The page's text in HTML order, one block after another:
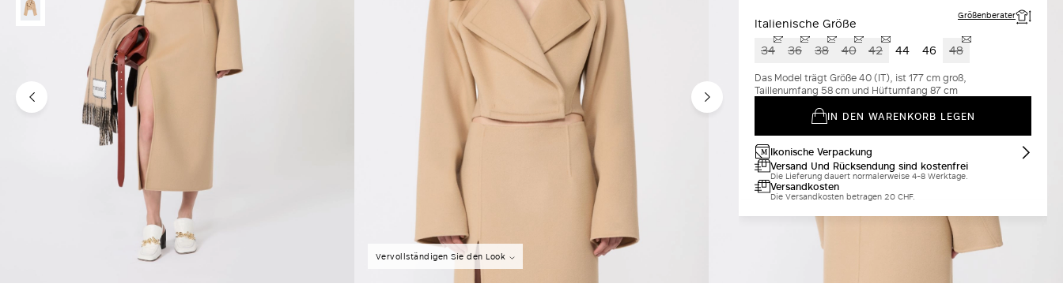
Vervollständigen Sie den Look
Italienische Größe Größenberater
34 36 38 40 42 44 46 48
Das Model trägt Größe 40 (IT), ist 177 cm groß,
Taillenumfang 58 cm und Hüftumfang 87 cm
IN DEN WARENKORB LEGEN
Ikonische Verpackung
Versand Und Rücksendung sind kostenfrei
Die Lieferung dauert normalerweise 4-8 Werktage.
Versandkosten
Die Versandkosten betragen 20 CHF.